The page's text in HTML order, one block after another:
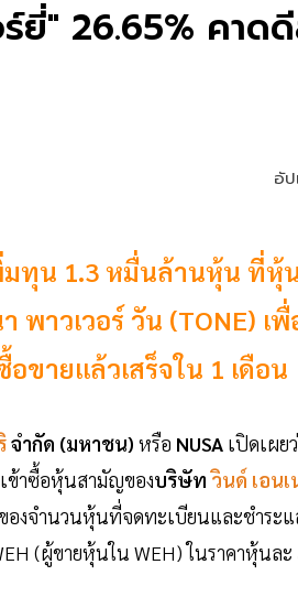
ยี่" 26.65% คาด
อั
มทุน 1.3 หมื่นล้านหุ้น ที่หุ้
พาวเวอร์ วัน (TONE) เ
ขายแล้วเสร็จใน 1 เดือน
จำกัด (มหาชน) หรือ NUSA เปิดเผย
ข้าซื้อหุ้นสามัญของบริษัทวินด์ เอนเ
องจำนวนหุ้นที่จดทะเบียนและชำระแ
(ผู้ขายหุ้นใน WEH) ในราคาหุ้นล